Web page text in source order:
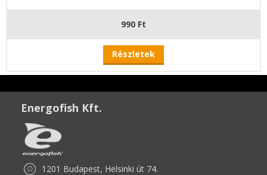
990 Ft
Részletek
Energofish Kft.
1201 Budapest, Helsinki út 74.